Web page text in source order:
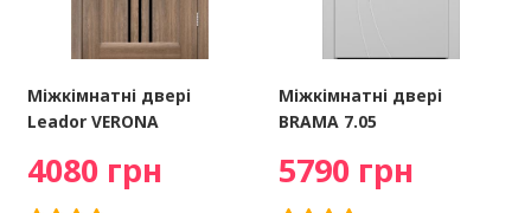
Міжкімнатні двері
Leador VERONA
4080 грн
Міжкімнатні двері
BRAMA 7.05
5790 грн